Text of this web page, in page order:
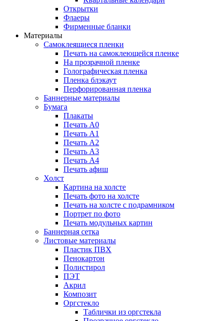
Открытки
Флаеры
Фирменные бланки
Материалы
Самоклеящиеся пленки
Печать на самоклеющейся пленке
На прозрачной пленке
Голографическая пленка
Пленка блэкаут
Перфорированная пленка
Баннерные материалы
Бумага
Плакаты
Печать А0
Печать А1
Печать А2
Печать А3
Печать А4
Печать афиш
Холст
Картина на холсте
Печать фото на холсте
Печать на холсте с подрамником
Портрет по фото
Печать модульных картин
Баннерная сетка
Листовые материалы
Пластик ПВХ
Пенокартон
Полистирол
ПЭТ
Акрил
Композит
Оргстекло
Таблички из оргстекла